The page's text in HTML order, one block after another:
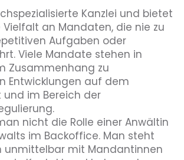
Kanzlei und bietet
an Mandaten, die nie zu
Aufgaben oder
Viele Mandate stehen in
Zusammenhang zu
Entwicklungen auf dem
und im Bereich der
nicht die Rolle einer Anwältin
im Backoffice. Man steht
unmittelbar mit Mandantinnen